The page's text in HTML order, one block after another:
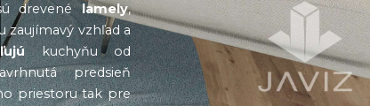
drevenélamely,
zaujímavý vzhľad a
kuchyňu od
predsieň
priestoru tak pre